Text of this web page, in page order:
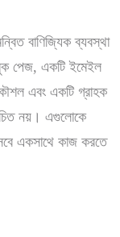
বাণিজ্যিক ব্যবস্থা
পেজ, একটি ইমেইল
এবং একটি গ্রাহক
উচিত নয়। এগুলোকে
একসাথে কাজ করতে